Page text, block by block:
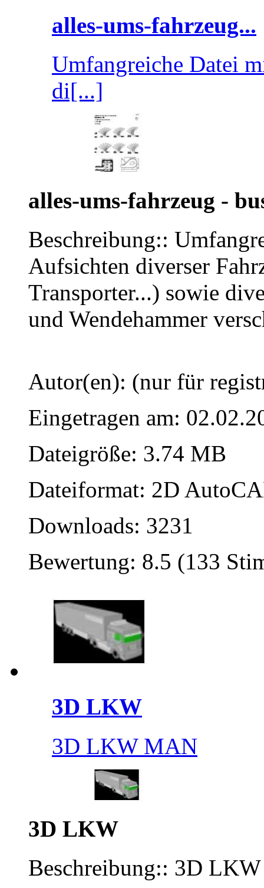
alles-ums-fahrzeug...
Umfangreiche Datei
di[...]
alles-ums-fahrzeug -
Beschreibung::
Aufsichten diverser
Transporter...) sowie
und Wendehammer
Autor(en): (nur für
Eingetragen am:
Dateigröße: 3.74 MB
Dateiformat: 2D
Downloads: 3231
Bewertung: 8.5 (133
3D LKW
3D LKW MAN
3D LKW
Beschreibung:: 3D